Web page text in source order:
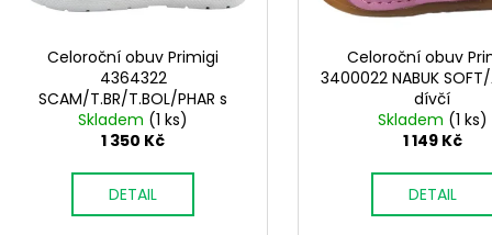
Celoroční obuv Primigi
4364322
SCAM/T.BR/T.BOL/PHAR s
membránou dívčí
Skladem (1 ks)
1 350 Kč
DETAIL
Celoroční obuv
3400022 NABUK SOFT/
dívčí
Skladem (1 ks)
1 149 Kč
DETAIL